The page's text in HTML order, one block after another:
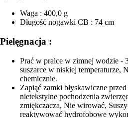
Waga : 400,0 g
Długość nogawki CB : 74 cm
Pielęgnacja :
Prać w pralce w zimnej wodzie -
suszarce w niskiej temperaturze,
chemicznie.
Zapiąć zamki błyskawiczne
nietekstylne pochodzenia
zmiękczacza, Nie wirować,
reaktywować hydrofobowe